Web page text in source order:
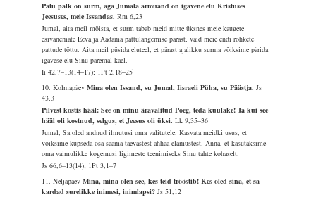
Patu palk on surm, aga Jumala armuand on igavene elu Kristuses
Jeesuses, meie Issandas.Rm 6,23
Jumal, aita meil mõista, et surm tabab meid mitte üksnes meie kaugete
esivanemate Eeva ja Aadama pattulangemise pärast, vaid meie endi rohkete
pattude tõttu. Aita meil püsida eluteel, et pärast ajalikku surma võiksime pärida
igavese elu Sinu paremal käel.
Ii 42,7–13(14–17); 1Pt 2,18–25
10. KolmapäevMina olen Issand, su Jumal, Iisraeli Püha, su Päästja.Js
43,3
Pilvest kostis hääl: See on minu äravalitud Poeg, teda kuulake! Ja kui see
hääl oli kostnud, selgus, et Jeesus oli üksi.Lk 9,35–36
Jumal, Sa oled andnud ilmutusi oma valitutele. Kasvata meidki usus, et
võiksime küpseda osa saama taevastest ahhaa-elamustest. Anna, et kasutaksime
oma vaimulikke kogemusi ligimeste teenimiseks Sinu tahte kohaselt.
Js 66,6–13(14); 1Pt 3,1–7
11. NeljapäevMina, mina olen see, kes teid trööstib! Kes oled sina, et sa
kardad surelikke inimesi, inimlapsi?Js 51,12